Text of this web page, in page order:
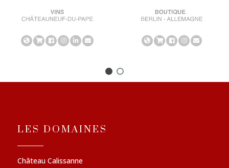
LES DOMAINES
Château Calissanne